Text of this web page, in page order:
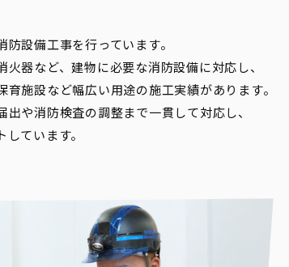
設備工事を行っています。
器など、建物に必要な消防設備に対応し、
施設など幅広い用途の施工実績があります。
や消防検査の調整まで一貫して対応し、
ています。